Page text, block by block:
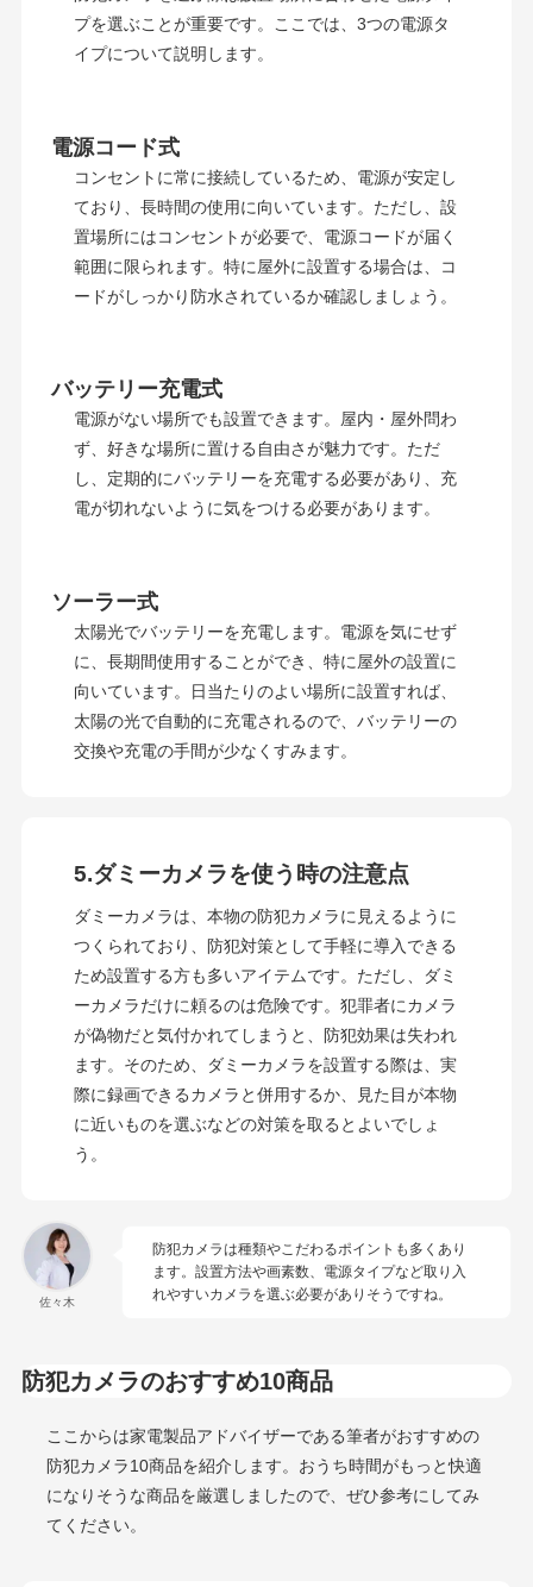
プを選ぶことが重要です。ここでは、3つの電源タ
イプについて説明します。
電源コード式
コンセントに常に接続しているため、電源が安定し
ており、長時間の使用に向いています。ただし、設
置場所にはコンセントが必要で、電源コードが届く
範囲に限られます。特に屋外に設置する場合は、コ
ードがしっかり防水されているか確認しましょう。
バッテリー充電式
電源がない場所でも設置できます。屋内・屋外問わ
ず、好きな場所に置ける自由さが魅力です。ただ
し、定期的にバッテリーを充電する必要があり、充
電が切れないように気をつける必要があります。
ソーラー式
太陽光でバッテリーを充電します。電源を気にせず
に、長期間使用することができ、特に屋外の設置に
向いています。日当たりのよい場所に設置すれば、
太陽の光で自動的に充電されるので、バッテリーの
交換や充電の手間が少なくすみます。
5.ダミーカメラを使う時の注意点
ダミーカメラは、本物の防犯カメラに見えるように
つくられており、防犯対策として手軽に導入できる
ため設置する方も多いアイテムです。ただし、ダミ
ーカメラだけに頼るのは危険です。犯罪者にカメラ
が偽物だと気付かれてしまうと、防犯効果は失われ
ます。そのため、ダミーカメラを設置する際は、実
際に録画できるカメラと併用するか、見た目が本物
に近いものを選ぶなどの対策を取るとよいでしょ
う。
佐々木
防犯カメラは種類やこだわるポイントも多くあり
ます。設置方法や画素数、電源タイプなど取り入
れやすいカメラを選ぶ必要がありそうですね。
防犯カメラのおすすめ10商品
ここからは家電製品アドバイザーである筆者がおすすめの
防犯カメラ10商品を紹介します。おうち時間がもっと快適
になりそうな商品を厳選しましたので、ぜひ参考にしてみ
てください。